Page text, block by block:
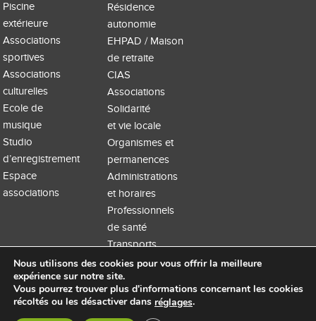
Piscine
extérieure
Associations
sportives
Associations
culturelles
Ecole de
musique
Studio
d’enregistrement
Espace
associations
Résidence
autonomie
EHPAD / Maison
de retraite
CIAS
Associations
Solidarité
et vie locale
Organismes et
permanences
Administrations
et horaires
Professionnels
de santé
Transports
Accueil Extranet Mentions légales
Site WordPress par Nouvel oeil
Nous utilisons des cookies pour vous offrir la meilleure
expérience sur notre site.
Vous pourrez trouver plus d'informations concernant les cookies
récoltés ou les désactiver dans réglages.